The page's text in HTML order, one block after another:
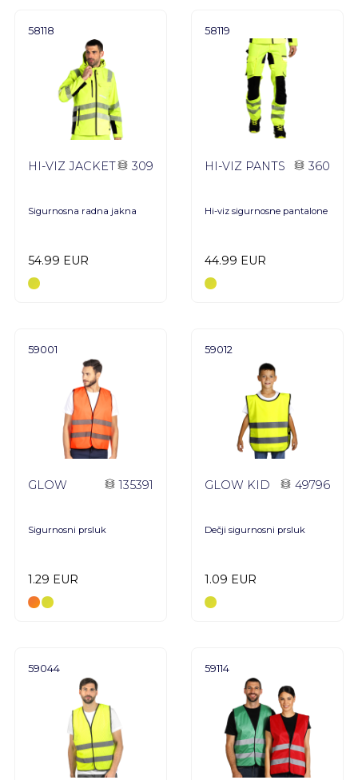
58118
HI-VIZ JACKET 309
Sigurnosna radna jakna
54.99 EUR
58119
HI-VIZ PANTS 360
Hi-viz sigurnosne pantalone
44.99 EUR
59001
GLOW 135391
Sigurnosni prsluk
1.29 EUR
59012
GLOW KID 49796
Dečji sigurnosni prsluk
1.09 EUR
59044 59114